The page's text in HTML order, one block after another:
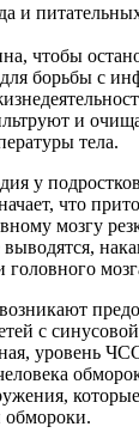
и
чтобы
борьбы с
и
тела.
у
что
мозгу
головного
с
уровень
обмороки.